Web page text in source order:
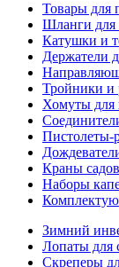
Товары для
Шланги для
Катушки и
Держатели
Тройники и
Хомуты для
Пистолеты-
Краны
Наборы
Зимний
Лопаты для
Скреперы